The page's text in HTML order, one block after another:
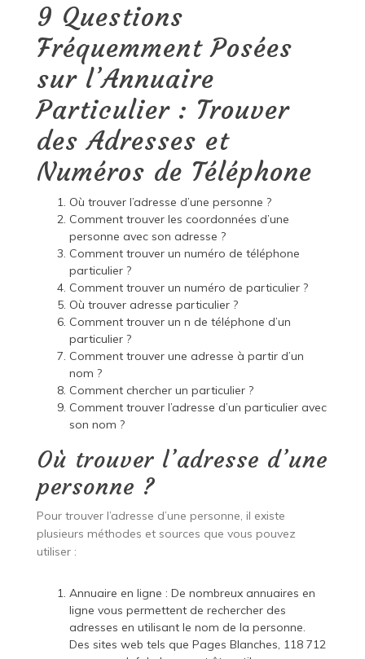
9 Questions
Fréquemment Posées
sur l’Annuaire
Particulier : Trouver
des Adresses et
Numéros de Téléphone
Où trouver l’adresse d’une personne ?
Comment trouver les coordonnées d’une
personne avec son adresse ?
Comment trouver un numéro de téléphone
particulier ?
Comment trouver un numéro de particulier ?
Où trouver adresse particulier ?
Comment trouver un n de téléphone d’un
particulier ?
Comment trouver une adresse à partir d’un
nom ?
Comment chercher un particulier ?
Comment trouver l’adresse d’un particulier avec
son nom ?
Où trouver l’adresse d’une
personne ?
Pour trouver l’adresse d’une personne, il existe
plusieurs méthodes et sources que vous pouvez
utiliser :
Annuaire en ligne : De nombreux annuaires en
ligne vous permettent de rechercher des
adresses en utilisant le nom de la personne.
Des sites web tels que Pages Blanches, 118 712